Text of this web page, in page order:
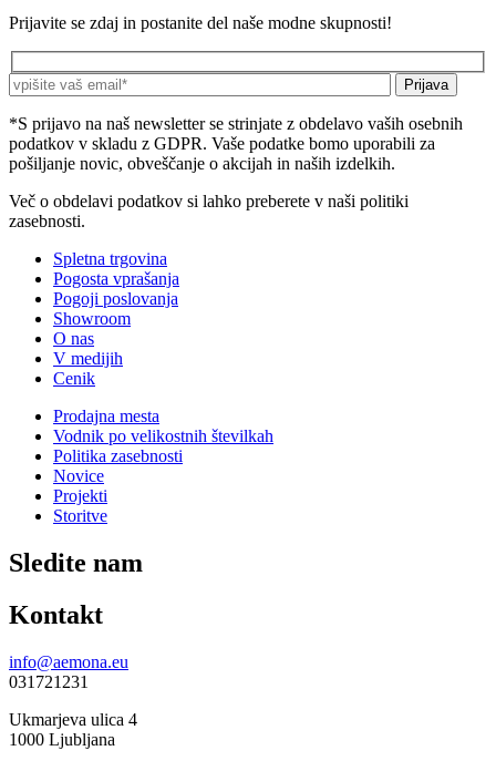
Prijavite se zdaj in postanite del naše modne skupnosti!
*S prijavo na naš newsletter se strinjate z obdelavo vaših osebnih
podatkov v skladu z GDPR. Vaše podatke bomo uporabili za
pošiljanje novic, obveščanje o akcijah in naših izdelkih.
Več o obdelavi podatkov si lahko preberete v naši politiki
zasebnosti.
Spletna trgovina
Pogosta vprašanja
Pogoji poslovanja
Showroom
O nas
V medijih
Cenik
Prodajna mesta
Vodnik po velikostnih številkah
Politika zasebnosti
Novice
Projekti
Storitve
Sledite nam
Kontakt
info@aemona.eu
031721231
Ukmarjeva ulica 4
1000 Ljubljana